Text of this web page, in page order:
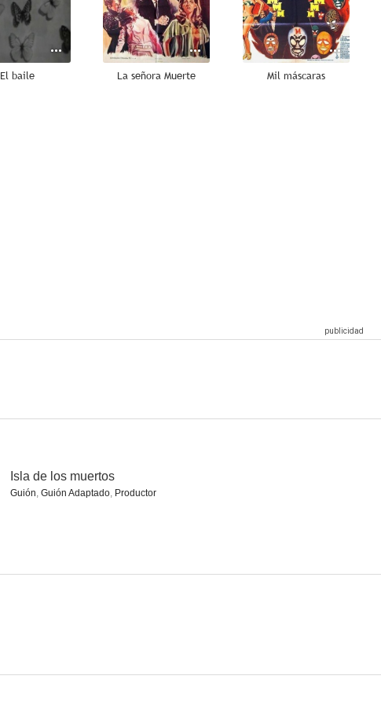
El baile La señora Muerte Mil máscaras
Isla de los muertos
Guión, Guión Adaptado, Productor